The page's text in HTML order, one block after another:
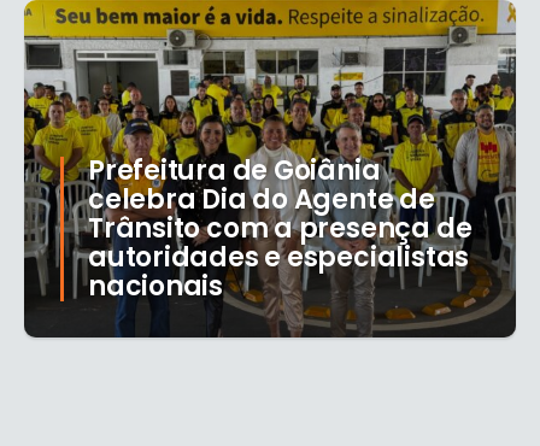
Prefeitura de Goiânia
celebra Dia do Agente de
Trânsito com a presença de
autoridades e especialistas
nacionais